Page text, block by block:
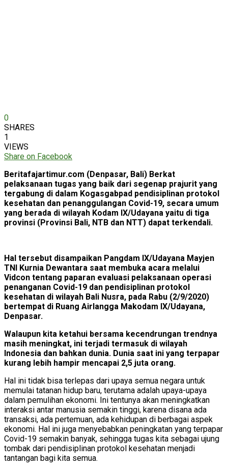
0
SHARES
1
VIEWS
Share on Facebook
Beritafajartimur.com (Denpasar, Bali) Berkat
pelaksanaan tugas yang baik dari segenap prajurit yang
tergabung di dalam Kogasgabpad pendisiplinan protokol
kesehatan dan penanggulangan Covid-19, secara umum
yang berada di wilayah Kodam IX/Udayana yaitu di tiga
provinsi (Provinsi Bali, NTB dan NTT) dapat terkendali.
Hal tersebut disampaikan Pangdam IX/Udayana Mayjen
TNI Kurnia Dewantara saat membuka acara melalui
Vidcon tentang paparan evaluasi pelaksanaan operasi
penanganan Covid-19 dan pendisiplinan protokol
kesehatan di wilayah Bali Nusra, pada Rabu (2/9/2020)
bertempat di Ruang Airlangga Makodam IX/Udayana,
Denpasar.
Walaupun kita ketahui bersama kecendrungan trendnya
masih meningkat, ini terjadi termasuk di wilayah
Indonesia dan bahkan dunia. Dunia saat ini yang terpapar
kurang lebih hampir mencapai 2,5 juta orang.
Hal ini tidak bisa terlepas dari upaya semua negara untuk
memulai tatanan hidup baru, terutama adalah upaya-upaya
dalam pemulihan ekonomi. Ini tentunya akan meningkatkan
interaksi antar manusia semakin tinggi, karena disana ada
transaksi, ada pertemuan, ada kehidupan di berbagai aspek
ekonomi. Hal ini juga menyebabkan peningkatan yang terpapar
Covid-19 semakin banyak, sehingga tugas kita sebagai ujung
tombak dari pendisiplinan protokol kesehatan menjadi
tantangan bagi kita semua.